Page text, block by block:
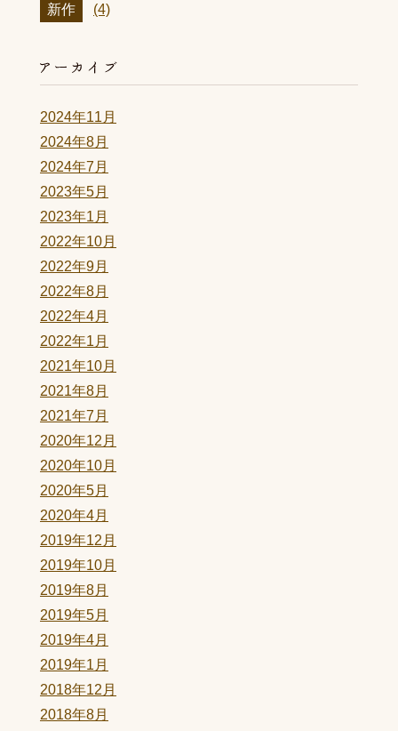
新作 (4)
2024年11月
2024年8月
2024年7月
2023年5月
2023年1月
2022年10月
2022年9月
2022年8月
2022年4月
2022年1月
2021年10月
2021年8月
2021年7月
2020年12月
2020年10月
2020年5月
2020年4月
2019年12月
2019年10月
2019年8月
2019年5月
2019年4月
2019年1月
2018年12月
2018年8月